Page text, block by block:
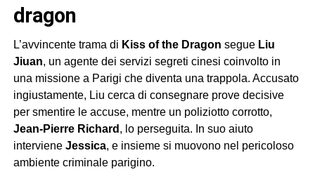
dragon
L’avvincente trama di Kiss of the Dragon segue Liu
Jiuan, un agente dei servizi segreti cinesi coinvolto in
una missione a Parigi che diventa una trappola. Accusato
ingiustamente, Liu cerca di consegnare prove decisive
per smentire le accuse, mentre un poliziotto corrotto,
Jean-Pierre Richard , lo perseguita. In suo aiuto
interviene Jessica, e insieme si muovono nel pericoloso
ambiente criminale parigino.